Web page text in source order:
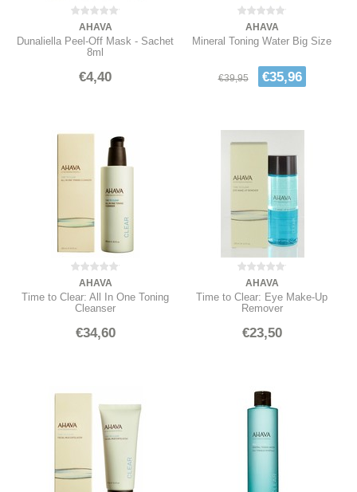
AHAVA
Dunaliella Peel-Off Mask - Sachet
8ml
€4,40
AHAVA
Mineral Toning Water Big Size
€39,95 €35,96
AHAVA
Time to Clear: All In One Toning
Cleanser
€34,60
AHAVA
Time to Clear: Eye Make-Up
Remover
€23,50